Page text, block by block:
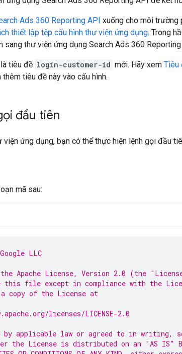
Ads 360 Reporting API xuống cho môi trường
thiết lập tệp cấu hình thư viện ứng dụng. Trong
sang thư viện ứng dụng Search Ads 360
tiêu đề login-customer-id mới. Hãy xem Tiêu
thêm tiêu đề này vào cấu hình.
đầu tiên
viện ứng dụng, bạn có thể thực hiện lệnh gọi đầu
mã sau:
LLC
the Apache License, Version 2.0 (the
this file except in compliance with the
a copy of the License at
licenses/LICENSE-2.0
by applicable law or agreed to in writing,
the License is distributed on an "AS IS"